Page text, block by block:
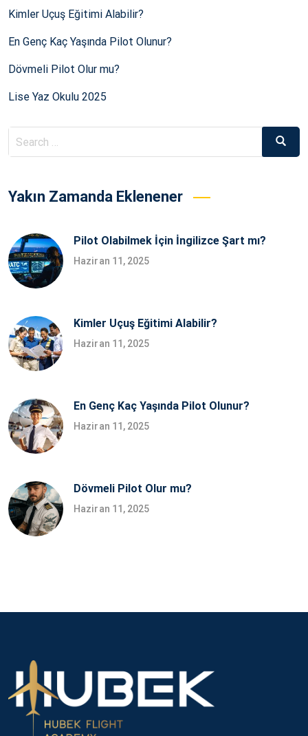
Kimler Uçuş Eğitimi Alabilir?
En Genç Kaç Yaşında Pilot Olunur?
Dövmeli Pilot Olur mu?
Lise Yaz Okulu 2025
Search
for:
Yakın Zamanda Eklenener
Pilot Olabilmek İçin İngilizce Şart mı?
Haziran 11, 2025
Kimler Uçuş Eğitimi Alabilir?
Haziran 11, 2025
En Genç Kaç Yaşında Pilot Olunur?
Haziran 11, 2025
Dövmeli Pilot Olur mu?
Haziran 11, 2025